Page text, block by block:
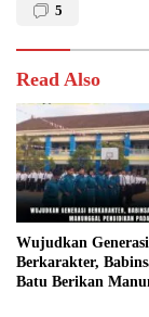
5
Read Also
Wujudkan Generasi
Berkarakter,
Batu Berikan